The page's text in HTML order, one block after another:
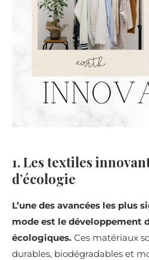
1. Les textiles
d’écologie
L’une des avancées les plus
mode est le développement
écologiques. Ces matériaux
durables, biodégradables et